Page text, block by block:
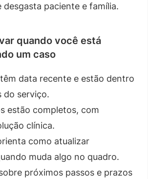
desgasta paciente e família.
quando você está
um caso
data recente e estão dentro
do serviço.
estão completos, com
clínica.
como atualizar
muda algo no quadro.
próximos passos e prazos